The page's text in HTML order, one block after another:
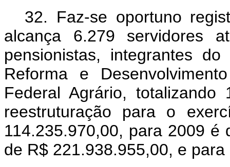
32. Faz-se oportuno
alcança 6.279 servidores
pensionistas, integrantes
Reforma e
Federal Agrário, totalizando
reestruturação para o
114.235.970,00, para 2009
de R$ 221.938.955,00, e